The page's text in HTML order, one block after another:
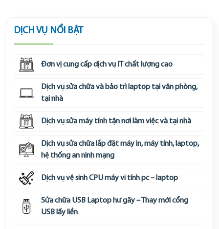
DỊCH VỤ NỔI BẬT
Đơn vị cung cấp dịch vụ IT chất lượng cao
Dịch vụ sửa chữa và bảo trì laptop tại văn phòng,
tại nhà
Dịch vụ sửa máy tính tận nơi làm việc và tại nhà
Dịch vụ sửa chữa lắp đặt máy in, máy tính, laptop,
hệ thống an ninh mạng
Dịch vụ vệ sinh CPU máy vi tính pc – laptop
Sửa chữa USB Laptop hư gãy – Thay mới cổng
USB lấy liền